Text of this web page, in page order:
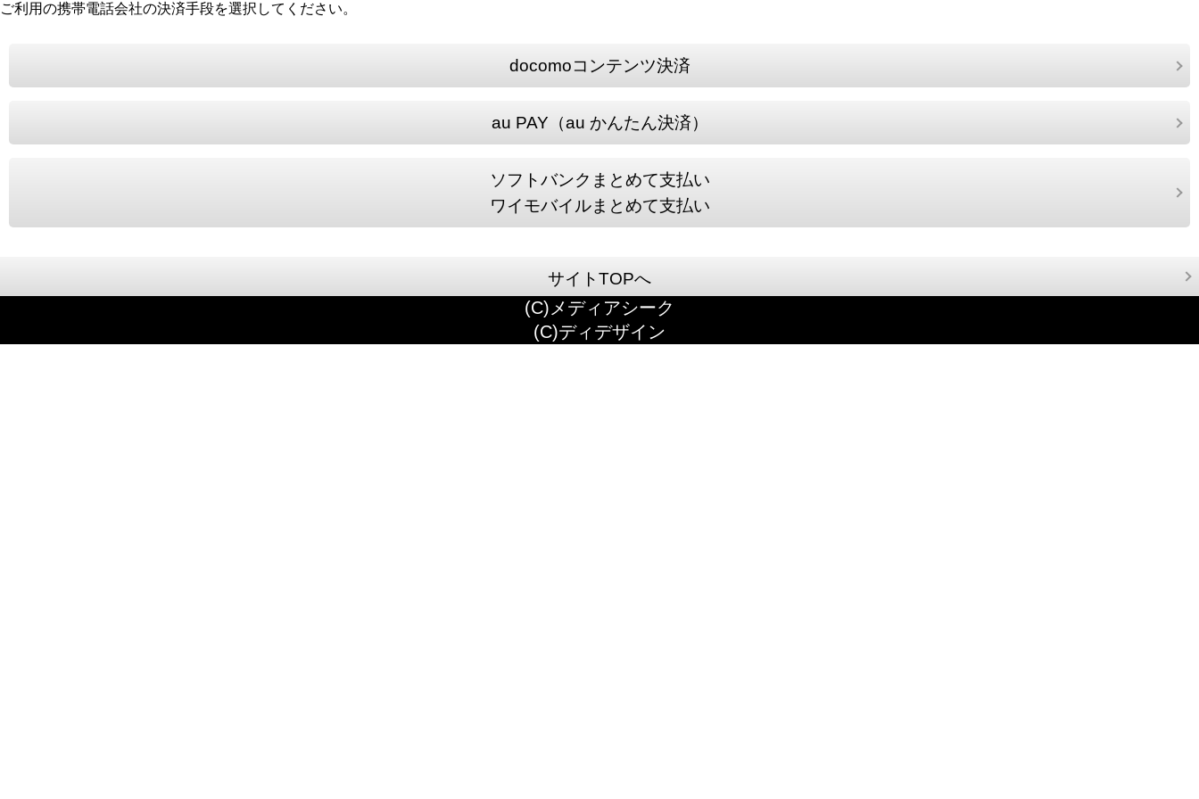
ご利用の携帯電話会社の決済手段を選択してください。
docomoコンテンツ決済
au PAY（au かんたん決済）
ソフトバンクまとめて支払い
ワイモバイルまとめて支払い
サイトTOPへ
(C)メディアシーク
(C)ディデザイン